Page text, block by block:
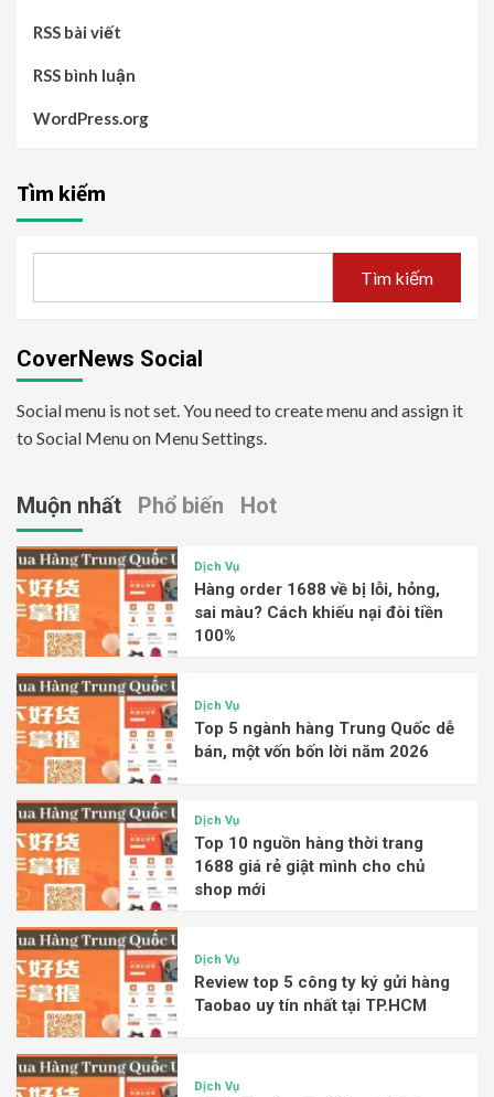
RSS bài viết
RSS bình luận
WordPress.org
Tìm kiếm
Tìm kiếm
CoverNews Social
Social menu is not set. You need to create menu and assign it
to Social Menu on Menu Settings.
Muộn nhất Phổ biến Hot
Dịch Vụ
Hàng order 1688 về bị lỗi, hỏng,
sai màu? Cách khiếu nại đòi tiền
100%
Dịch Vụ
Top 5 ngành hàng Trung Quốc dễ
bán, một vốn bốn lời năm 2026
Dịch Vụ
Top 10 nguồn hàng thời trang
1688 giá rẻ giật mình cho chủ
shop mới
Dịch Vụ
Review top 5 công ty ký gửi hàng
Taobao uy tín nhất tại TP.HCM
Dịch Vụ